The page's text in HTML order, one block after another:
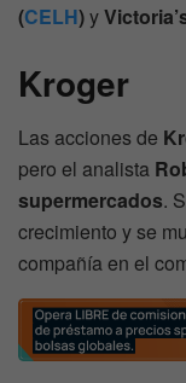
(CELH)y
Kroger
Las acciones de
pero el analista
supermercados.
crecimiento y se
compañía en el